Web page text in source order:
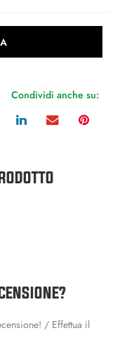
Condividi anche su:
/ Effettua il